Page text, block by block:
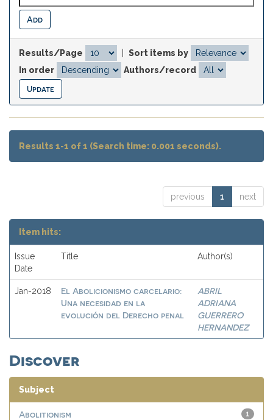
Results/Page
Sort items by
In order
Authors/record
Results 1-1 of 1 (Search time: 0.001 seconds).
previous 1 next
Item hits:
Issue
Date
Title Author(s)
Jan-2018
El Abolicionismo carcelario:
Una necesidad en la
evolución del Derecho penal
ABRIL
ADRIANA
GUERRERO
HERNANDEZ
Discover
Subject
1
Abolitionism